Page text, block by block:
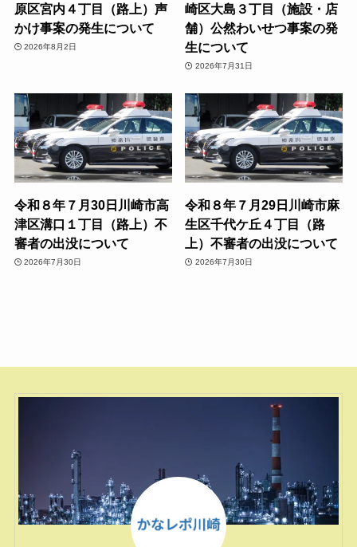
原区宮内４丁目（路上）声
かけ事案の発生について
2026年8月2日
崎区大島３丁目（施設・店
舗）公然わいせつ事案の発
生について
2026年7月31日
令和８年７月30日川崎市高
津区溝口１丁目（路上）不
審者の出没について
2026年7月30日
令和８年７月29日川崎市麻
生区千代ケ丘４丁目（路
上）不審者の出没について
2026年7月30日